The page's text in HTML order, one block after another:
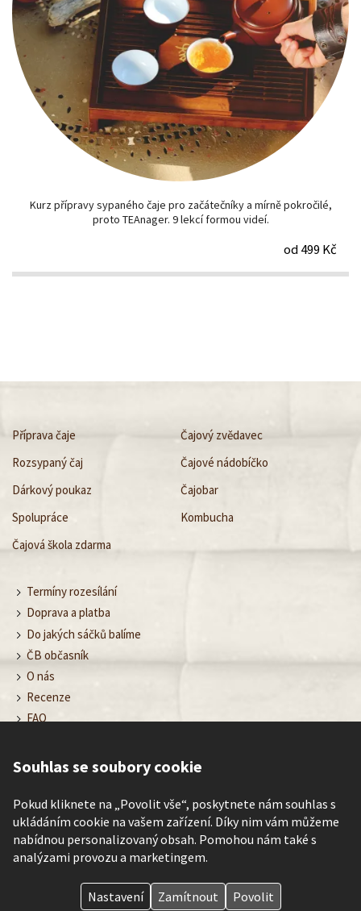
Kurz přípravy sypaného čaje pro začátečníky a mírně pokročilé,
proto TEAnager. 9 lekcí formou videí.
od 499 Kč
Příprava čaje
Čajový zvědavec
Rozsypaný čaj
Čajové nádobíčko
Dárkový poukaz
Čajobar
Spolupráce
Kombucha
Čajová škola zdarma
Termíny rozesílání
Doprava a platba
Do jakých sáčků balíme
ČB občasník
O nás
Recenze
FAQ
Ochrana osobních údajů
Kontakt
Čajové bedýnky– poznávej rozmanitost chutí čaje každé roční
Souhlas se soubory cookie
Pokud kliknete na „Povolit vše“, poskytnete nám souhlas s
ukládáním cookie na vašem zařízení. Díky nim vám můžeme
nabídnou personalizovaný obsah. Pomohou nám také s
analýzami provozu a marketingem.
Nastavení Zamítnout Povolit